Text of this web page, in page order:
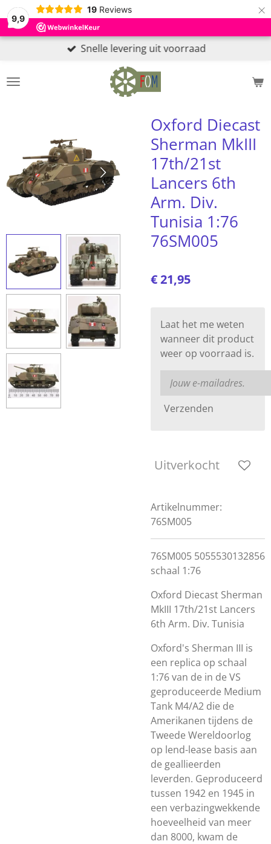
9,9
19 Reviews ×
Snelle levering uit voorraad
Oxford Diecast
Sherman MkIII
17th/21st
Lancers 6th
Arm. Div.
Tunisia 1:76
76SM005
€ 21,95
Laat het me weten
wanneer dit product
weer op voorraad is.
Verzenden
Uitverkocht
Artikelnummer:
76SM005
76SM005 5055530132856
schaal 1:76
Oxford Diecast Sherman
MkIII 17th/21st Lancers
6th Arm. Div. Tunisia
Oxford's Sherman III is
een replica op schaal
1:76 van de in de VS
geproduceerde Medium
Tank M4/A2 die de
Amerikanen tijdens de
Tweede Wereldoorlog
op lend-lease basis aan
de geallieerden
leverden. Geproduceerd
tussen 1942 en 1945 in
een verbazingwekkende
hoeveelheid van meer
dan 8000, kwam de